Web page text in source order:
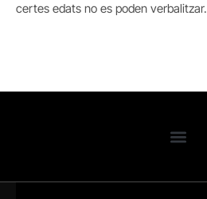
certes edats no es poden verbalitzar.